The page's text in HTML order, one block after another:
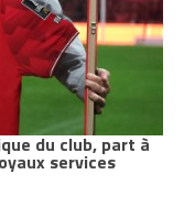
du club, part à
services